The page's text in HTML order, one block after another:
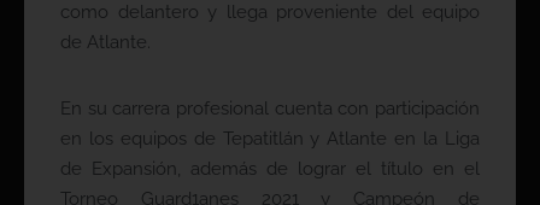
como delantero y llega proveniente del equipo
de Atlante.
En su carrera profesional cuenta con participación
en los equipos de Tepatitlán y Atlante en la Liga
de Expansión, además de lograr el título en el
Torneo Guard1anes 2021 y Campeón de